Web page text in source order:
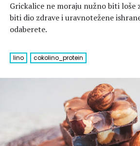
Savjeti
Ostalo
Dijete
Nutricionizam
Suplementi
Tablica kalorija
ZDRAVLJE
Povrede i bolesti
Lifestyle
Trudnice
Bodybuilding
Fitness
Hedonizam
MAGAZIN
Njega nje
Njega njega
KALORIJE
Grickalice ne moraju nužno biti loše
biti dio zdrave i uravnotežene
odaberete.
lino cokolino_protein